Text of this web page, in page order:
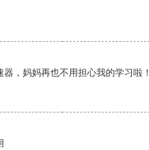
器，妈妈再也不用担心我的学习啦！